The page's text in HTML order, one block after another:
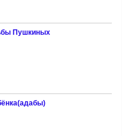
Пушкиных